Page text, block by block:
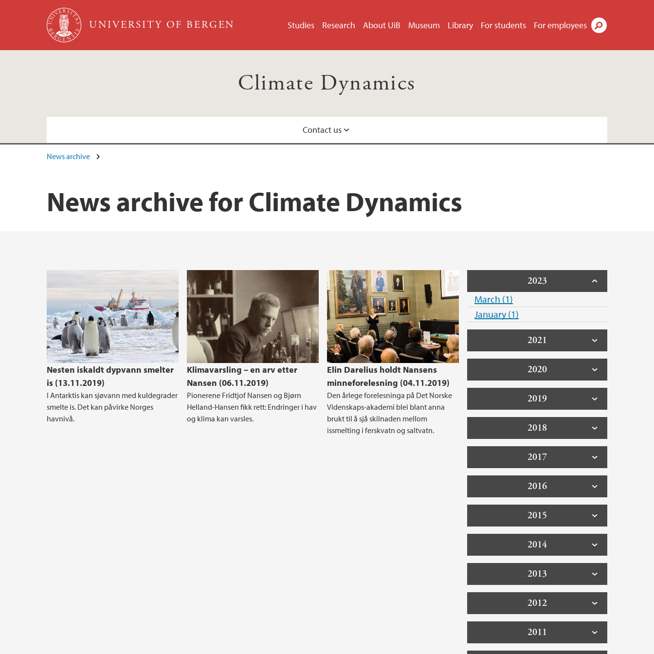
Skip to main content
UNIVERSITY OF BERGEN Studies Research About UiB Museum Library For students For employees
Climate Dynamics
Contact us
Faculty and staff
News archive
News archive for Climate Dynamics
Nesten iskaldt dypvann smelter
is (13.11.2019)
I Antarktis kan sjøvann med kuldegrader
smelte is. Det kan påvirke Norges
havnivå.
Klimavarsling – en arv etter
Nansen (06.11.2019)
Pionerene Fridtjof Nansen og Bjørn
Helland-Hansen fikk rett: Endringer i hav
og klima kan varsles.
Elin Darelius holdt Nansens
minneforelesning (04.11.2019)
Den årlege forelesninga på Det Norske
Videnskaps-akademi blei blant anna
brukt til å sjå skilnaden mellom
issmelting i ferskvatn og saltvatn.
2023
March (1)
January (1)
2021
2020
2019
2018
2017
2016
2015
2014
2013
2012
2011